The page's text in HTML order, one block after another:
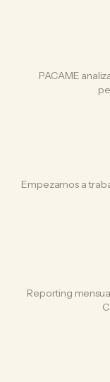
PACAME
Empezamos a
Reporting